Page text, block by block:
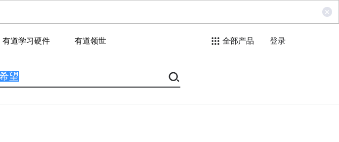
有道学习硬件 有道领世 全部产品 登录